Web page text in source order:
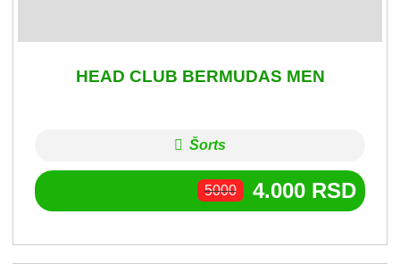
HEAD CLUB BERMUDAS MEN
Šorts
5000 4.000 RSD